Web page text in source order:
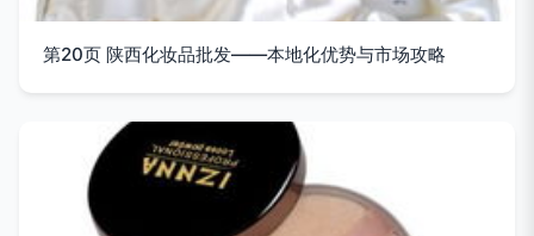
第20页 陕西化妆品批发——本地化优势与市场攻略